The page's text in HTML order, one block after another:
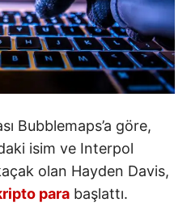
Bubblemaps’a göre,
isim ve Interpol
olan Hayden Davis,
para başlattı.